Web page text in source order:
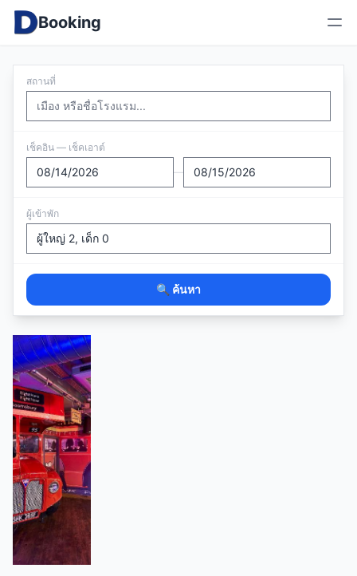
Booking
สถานที่
เช็คอิน — เช็คเอาต์
—
ผู้เข้าพัก
🔍 ค้นหา